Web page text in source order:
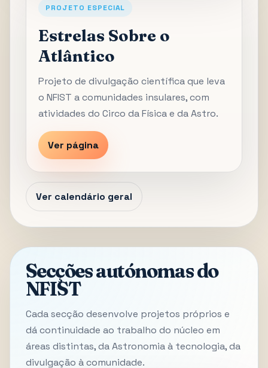
PROJETO ESPECIAL
Estrelas Sobre o
Atlântico
Projeto de divulgação científica que leva
o NFIST a comunidades insulares, com
atividades do Circo da Física e da Astro.
Ver página
Ver calendário geral
Secções autónomas do
NFIST
Cada secção desenvolve projetos próprios e
dá continuidade ao trabalho do núcleo em
áreas distintas, da Astronomia à tecnologia, da
divulgação à comunidade.